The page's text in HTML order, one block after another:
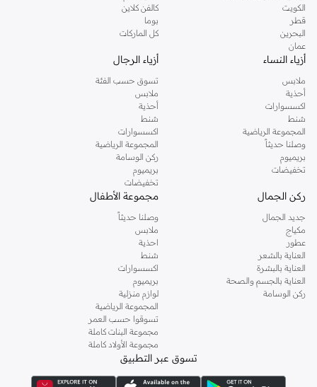
استخدمي القائمة لتحديد تجربة تسوق دوروثي بيركنز اون لاين. خدمة التوصيل السريعة
والدعم الاستثنائي يضمن لك تجربة تسوق ممتعة دائما مع نمشي.
الكويت
قطر
البحرين
عمان
كالفن كلاين
بوما
كل الماركات
أزياء النساء
ملابس
أحذية
اكسسوارات
شنط
المجموعة الرياضية
وصلنا حديثاً
بريميوم
تخفيضات
أزياء الرجال
تسوق حسب الفئة
ملابس
أحذية
شنط
اكسسوارات
المجموعة الرياضية
ركن الوسامة
بريميوم
تخفيضات
ركن الجمال
جديد الجمال
مكياج
عطور
العناية بالشعر
العناية بالبشرة
العناية بالجسم والصحة
ركن الوسامة
مجموعة الأطفال
وصلنا حديثاً
ملابس
احذية
شنط
اكسسوارات
بريميوم
لوازم منزلية
المجموعة الرياضية
تسوقوا حسب العمر
مجموعة البنات كاملة
مجموعة الأولاد كاملة
تسوق عبر التطبيق